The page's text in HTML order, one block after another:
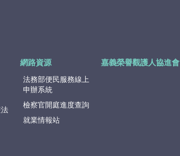
網路資源
法務部便民服務線上
申辦系統
檢察官開庭進度查詢
就業情報站
嘉義榮譽觀護人協進會